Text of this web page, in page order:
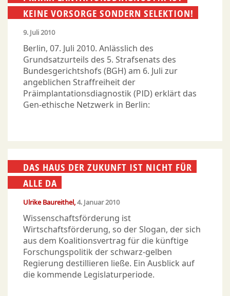
KEINE VORSORGE SONDERN SELEKTION!
9. Juli 2010
Berlin, 07. Juli 2010. Anlässlich des
Grundsatzurteils des 5. Strafsenats des
Bundesgerichtshofs (BGH) am 6. Juli zur
angeblichen Straffreiheit der
Präimplantationsdiagnostik (PID) erklärt das
Gen-ethische Netzwerk in Berlin:
DAS HAUS DER ZUKUNFT IST NICHT FÜR
ALLE DA
Ulrike Baureithel 4. Januar 2010
Wissenschaftsförderung ist
Wirtschaftsförderung, so der Slogan, der sich
aus dem Koalitionsvertrag für die künftige
Forschungspolitik der schwarz-gelben
Regierung destillieren ließe. Ein Ausblick auf
die kommende Legislaturperiode.